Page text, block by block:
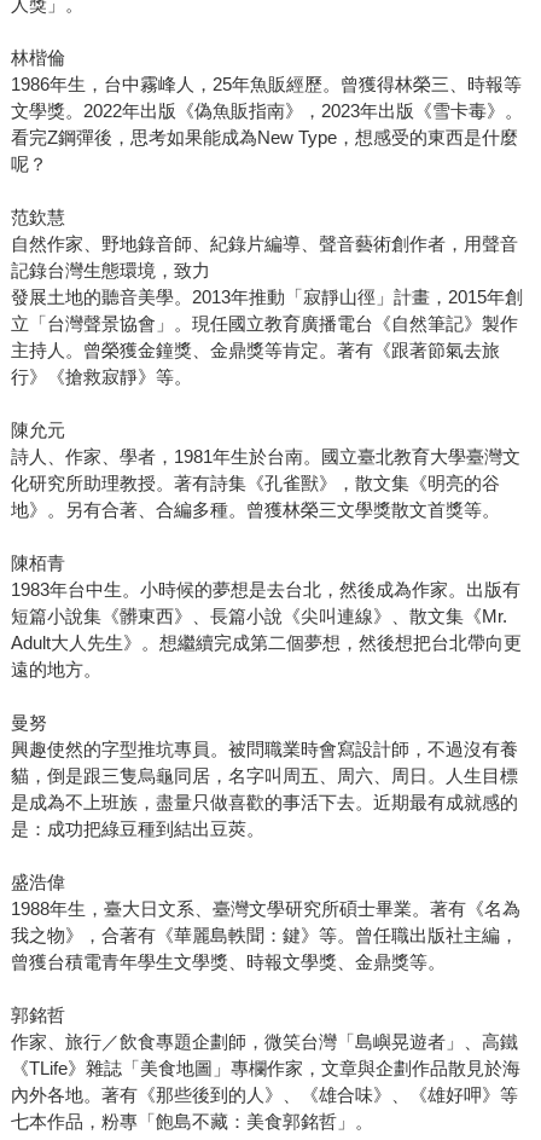
林楷倫
1986年生，台中霧峰人，25年魚販經歷。曾獲得林榮三、時報等
文學獎。2022年出版《偽魚販指南》，2023年出版《雪卡毒》。
看完Z鋼彈後，思考如果能成為New Type，想感受的東西是什麼
呢？
范欽慧
自然作家、野地錄音師、紀錄片編導、聲音藝術創作者，用聲音
記錄台灣生態環境，致力
發展土地的聽音美學。2013年推動「寂靜山徑」計畫，2015年創
立「台灣聲景協會」。現任國立教育廣播電台《自然筆記》製作
主持人。曾榮獲金鐘獎、金鼎獎等肯定。著有《跟著節氣去旅
行》《搶救寂靜》等。
陳允元
詩人、作家、學者，1981年生於台南。國立臺北教育大學臺灣文
化研究所助理教授。著有詩集《孔雀獸》，散文集《明亮的谷
地》。另有合著、合編多種。曾獲林榮三文學獎散文首獎等。
陳栢青
1983年台中生。小時候的夢想是去台北，然後成為作家。出版有
短篇小說集《髒東西》、長篇小說《尖叫連線》、散文集《Mr.
Adult大人先生》。想繼續完成第二個夢想，然後想把台北帶向更
遠的地方。
曼努
興趣使然的字型推坑專員。被問職業時會寫設計師，不過沒有養
貓，倒是跟三隻烏龜同居，名字叫周五、周六、周日。人生目標
是成為不上班族，盡量只做喜歡的事活下去。近期最有成就感的
是：成功把綠豆種到結出豆莢。
盛浩偉
1988年生，臺大日文系、臺灣文學研究所碩士畢業。著有《名為
我之物》，合著有《華麗島軼聞：鍵》等。曾任職出版社主編，
曾獲台積電青年學生文學獎、時報文學獎、金鼎獎等。
郭銘哲
作家、旅行／飲食專題企劃師，微笑台灣「島嶼晃遊者」、高鐵
《TLife》雜誌「美食地圖」專欄作家，文章與企劃作品散見於海
內外各地。著有《那些後到的人》、《雄合味》、《雄好呷》等
七本作品，粉專「飽島不藏：美食郭銘哲」。